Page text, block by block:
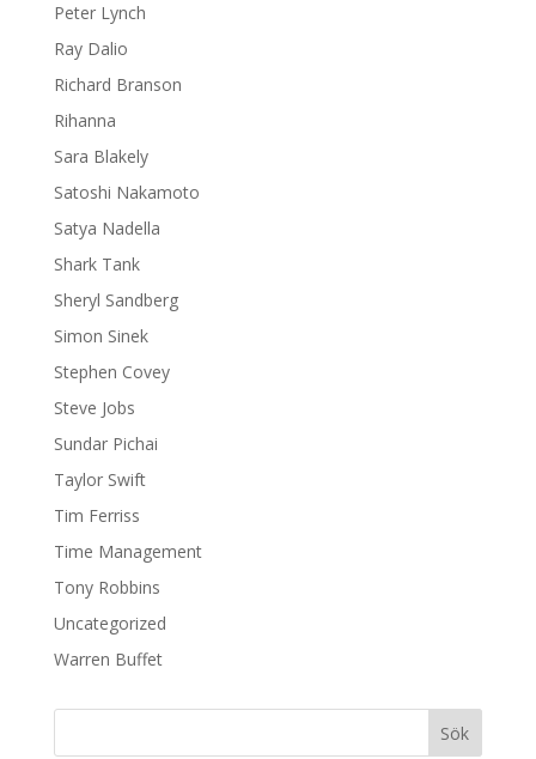
Peter Lynch
Ray Dalio
Richard Branson
Rihanna
Sara Blakely
Satoshi Nakamoto
Satya Nadella
Shark Tank
Sheryl Sandberg
Simon Sinek
Stephen Covey
Steve Jobs
Sundar Pichai
Taylor Swift
Tim Ferriss
Time Management
Tony Robbins
Uncategorized
Warren Buffet